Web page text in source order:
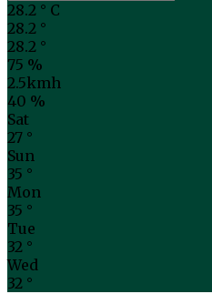
28.2 ° C
28.2 °
28.2 °
75 %
2.5kmh
40 %
Sat
27 °
Sun
35 °
Mon
35 °
Tue
32 °
Wed
32 °